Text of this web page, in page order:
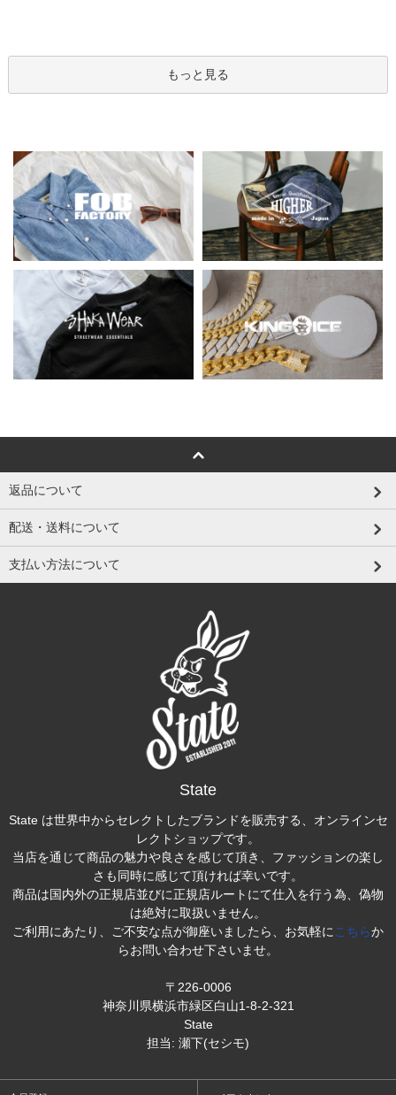
もっと見る
返品について
配送・送料について
支払い方法について
State
State は世界中からセレクトしたブランドを販売する、オンラインセ
レクトショップです。
当店を通じて商品の魅力や良さを感じて頂き、ファッションの楽し
さも同時に感じて頂ければ幸いです。
商品は国内外の正規店並びに正規店ルートにて仕入を行う為、偽物
は絶対に取扱いません。
ご利用にあたり、ご不安な点が御座いましたら、お気軽に こちらか
らお問い合わせ下さいませ。
〒226-0006
神奈川県横浜市緑区白山1-8-2-321
State
担当: 瀬下(セシモ)